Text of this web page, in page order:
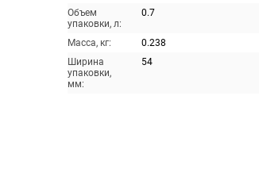
Объем
упаковки, л:
0.7
Масса, кг:
0.238
Ширина
упаковки,
мм:
54